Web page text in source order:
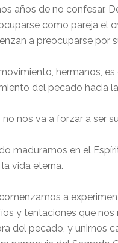
años de no confesar.
como pareja el
a preocuparse por
hermanos,
del pecado hacia
no nos va a forzar a ser
maduramos en el
vida eterna.
a
y tentaciones que nos
del pecado, y unirnos